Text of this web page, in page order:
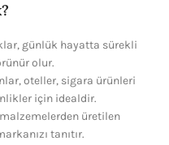
günlük hayatta sürekli
olur.
oteller, sigara ürünleri
için idealdir.
malzemelerden üretilen
tanıtır.